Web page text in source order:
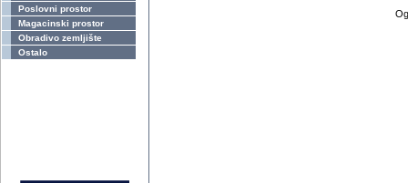
Poslovni prostor
Magacinski prostor
Obradivo zemljište
Ostalo